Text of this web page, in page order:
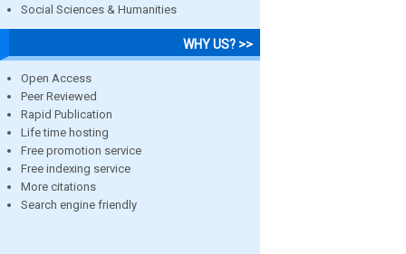
Social Sciences & Humanities
WHY US? >>
Open Access
Peer Reviewed
Rapid Publication
Life time hosting
Free promotion service
Free indexing service
More citations
Search engine friendly